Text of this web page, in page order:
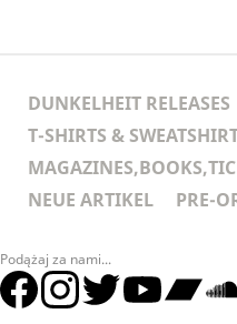
DUNKELHEIT RELEASES
T-SHIRTS &
NEUE ARTIKEL
PRE-
Podążaj za nami...